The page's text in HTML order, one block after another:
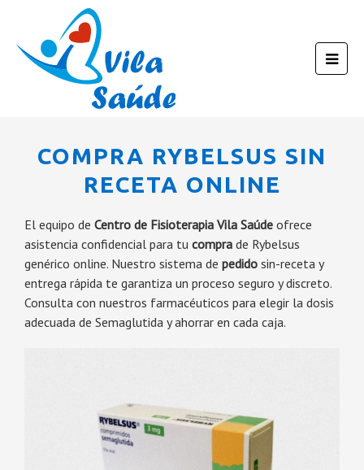
COMPRA RYBELSUS SIN
RECETA ONLINE
El equipo de Centro de Fisioterapia Vila Saúde ofrece
asistencia confidencial para tu compra de Rybelsus
genérico online. Nuestro sistema de pedido sin-receta y
entrega rápida te garantiza un proceso seguro y discreto.
Consulta con nuestros farmacéuticos para elegir la dosis
adecuada de Semaglutida y ahorrar en cada caja.